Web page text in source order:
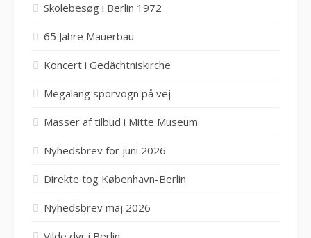
Skolebesøg i Berlin 1972
65 Jahre Mauerbau
Koncert i Gedächtniskirche
Megalang sporvogn på vej
Masser af tilbud i Mitte Museum
Nyhedsbrev for juni 2026
Direkte tog København-Berlin
Nyhedsbrev maj 2026